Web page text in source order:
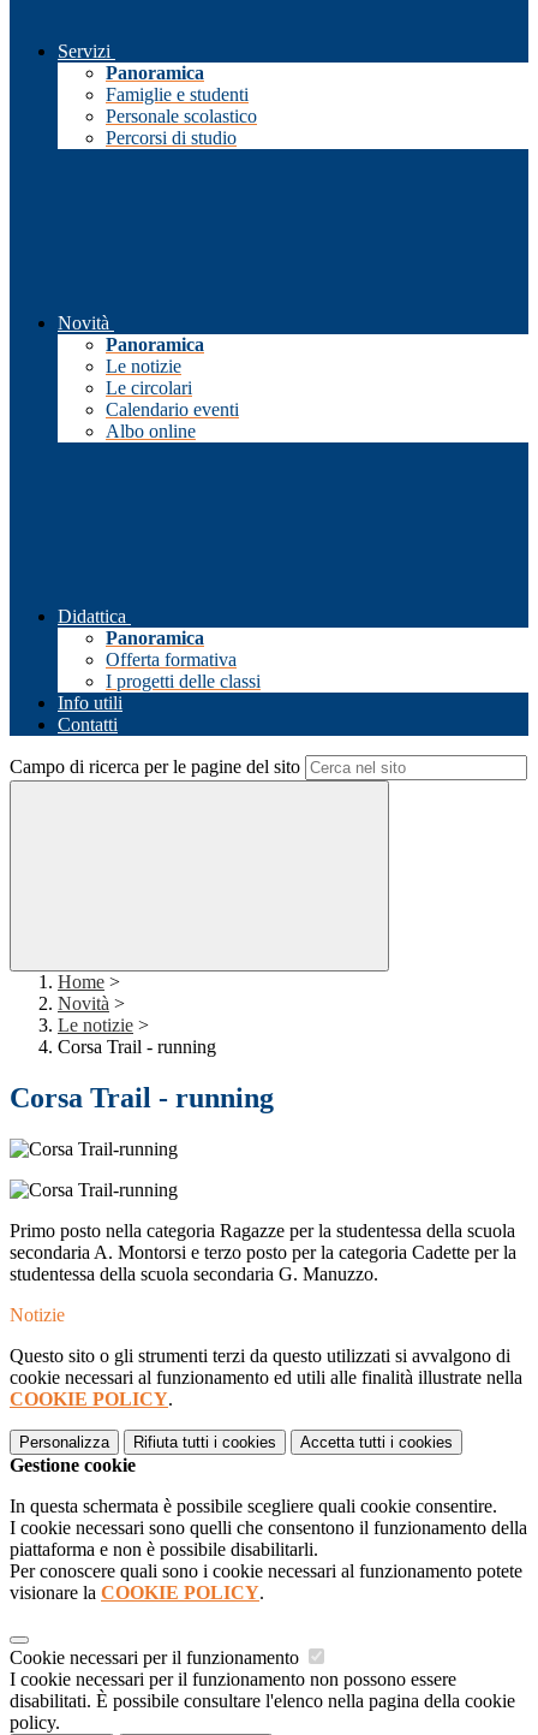
Servizi
Panoramica
Famiglie e studenti
Personale scolastico
Percorsi di studio
Novità
Panoramica
Le notizie
Le circolari
Calendario eventi
Albo online
Didattica
Panoramica
Offerta formativa
I progetti delle classi
Info utili
Contatti
Campo di ricerca per le pagine del sito
Home >
Novità >
Le notizie >
Corsa Trail - running
Corsa Trail - running
Primo posto nella categoria Ragazze per la studentessa della scuola
secondaria A. Montorsi e terzo posto per la categoria Cadette per la
studentessa della scuola secondaria G. Manuzzo.
Notizie
Questo sito o gli strumenti terzi da questo utilizzati si avvalgono di
cookie necessari al funzionamento ed utili alle finalità illustrate nella
COOKIE POLICY.
Personalizza Rifiuta tutti i cookies Accetta tutti i cookies
Gestione cookie
In questa schermata è possibile scegliere quali cookie consentire.
I cookie necessari sono quelli che consentono il funzionamento della
piattaforma e non è possibile disabilitarli.
Per conoscere quali sono i cookie necessari al funzionamento potete
visionare la COOKIE POLICY.
Cookie necessari per il funzionamento
I cookie necessari per il funzionamento non possono essere
disabilitati. È possibile consultare l'elenco nella pagina della cookie
policy.